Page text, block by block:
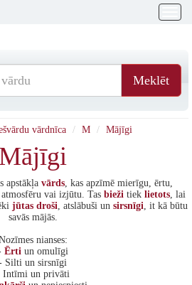
Meklēt
vārdnīca M Mājīgi
Mājīgi
apstākļa vārds, kas apzīmē mierīgu, ērtu,
vai izjūtu. Tas biežitiek lietots, lai
jūtas droši, atslābuši un sirsnīgi, it kā būtu
savās mājās.
nianses:
Ērtiun omulīgi
Silti un sirsnīgi
Intīmi un privāti